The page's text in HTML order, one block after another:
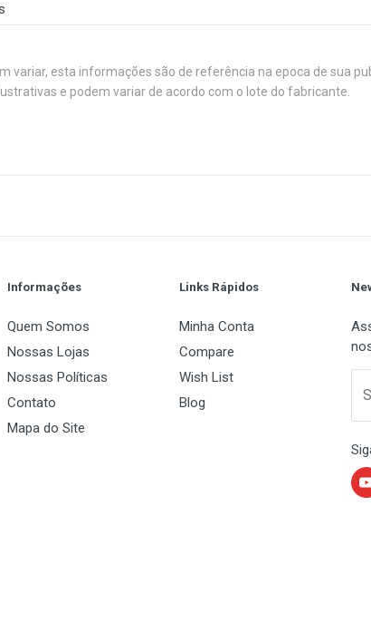
variar, esta informações são de referência na epoca de sua
e podem variar de acordo com o lote do fabricante.
Email Address
Informações
Quem Somos
Nossas Lojas
Nossas Políticas
Contato
Mapa do Site
Links Rápidos
Minha Conta
Compare
Wish List
Blog